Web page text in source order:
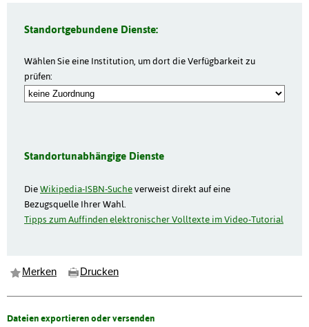
Standortgebundene Dienste:
Wählen Sie eine Institution, um dort die Verfügbarkeit zu
prüfen:
Standortunabhängige Dienste
DieWikipedia-ISBN-Sucheverweist direkt auf eine
Bezugsquelle Ihrer Wahl.
Tipps zum Auffinden elektronischer Volltexte im Video-Tutorial
Merken Drucken
Dateien exportieren oder versenden